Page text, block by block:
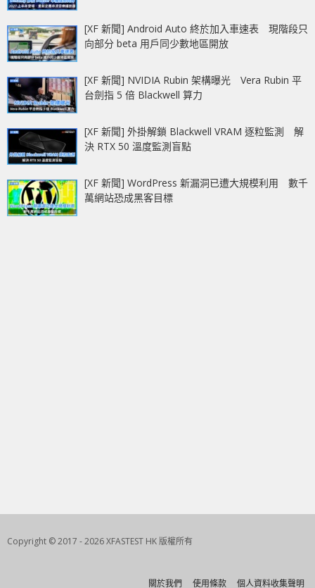
[XF 新聞] Android Auto 終於加入車速表 現階段只
向部分 beta 用戶同少數地區開放
[XF 新聞] NVIDIA Rubin 架構曝光 Vera Rubin 平
台劍指 5 倍 Blackwell 算力
[XF 新聞] 外掛解鎖 Blackwell VRAM 逐粒監測 解
決 RTX 50 溫度監測盲點
[XF 新聞] WordPress 新漏洞已遭大規模利用 數千
萬網站恐成黑客目標
Copyright © 2017 - 2026 XFASTEST HK 版權所有
關於我們 使用條款 個人資料收集聲明